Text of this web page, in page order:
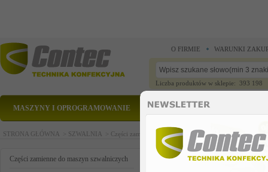
O FIRMIE WARUNKI
Liczba produktów w sklepie: 393 198
MASZYNY I OPROGRAMOWANIE CZĘŚCI ZAMIENNE
STRONA GŁÓWNA > SZWALNIA > Części zamienne do maszyn szwalniczych >Części
Części zamienne do maszyn szwalniczych handle w motor us